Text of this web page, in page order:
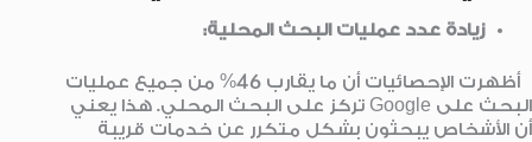
زيادة عدد عمليات البحث المحلية:
أظهرت الإحصائيات أن ما يقارب 46% من جميع عمليات
البحث على Google تركز على البحث المحلي. هذا يعني
أن الأشخاص يبحثون بشكل متكرر عن خدمات قريبة